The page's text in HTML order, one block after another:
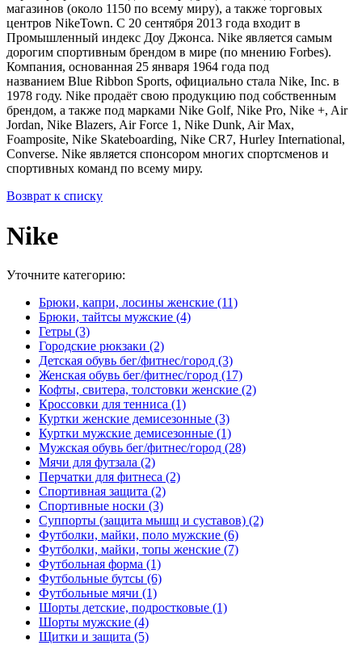
магазинов (около 1150 по всему миру), а также торговых
центров NikeTown. С 20 сентября 2013 года входит в
Промышленный индекс Доу Джонса. Nike является самым
дорогим спортивным брендом в мире (по мнению Forbes).
Компания, основанная 25 января 1964 года под
названием Blue Ribbon Sports, официально стала Nike, Inc. в
1978 году. Nike продаёт свою продукцию под собственным
брендом, а также под марками Nike Golf, Nike Pro, Nike +, Air
Jordan, Nike Blazers, Air Force 1, Nike Dunk, Air Max,
Foamposite, Nike Skateboarding, Nike CR7, Hurley International,
Converse. Nike является спонсором многих спортсменов и
спортивных команд по всему миру.
Возврат к списку
Nike
Уточните категорию:
Брюки, капри, лосины женские (11)
Брюки, тайтсы мужские (4)
Гетры (3)
Городские рюкзаки (2)
Детская обувь бег/фитнес/город (3)
Женская обувь бег/фитнес/город (17)
Кофты, свитера, толстовки женские (2)
Кроссовки для тенниса (1)
Куртки женские демисезонные (3)
Куртки мужские демисезонные (1)
Мужская обувь бег/фитнес/город (28)
Мячи для футзала (2)
Перчатки для фитнеса (2)
Спортивная защита (2)
Спортивные носки (3)
Суппорты (защита мышц и суставов) (2)
Футболки, майки, поло мужские (6)
Футболки, майки, топы женские (7)
Футбольная форма (1)
Футбольные бутсы (6)
Футбольные мячи (1)
Шорты детские, подростковые (1)
Шорты мужские (4)
Щитки и защита (5)